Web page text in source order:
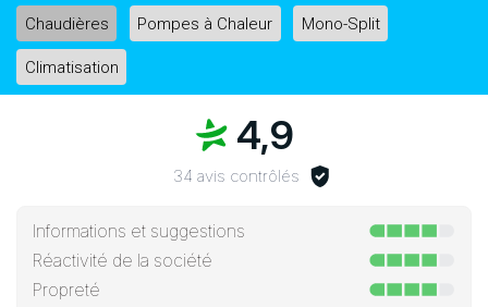
Chaudières Pompes à Chaleur Mono-Split
Climatisation
4,9
34 avis contrôlés
Informations et suggestions
Réactivité de la société
Propreté